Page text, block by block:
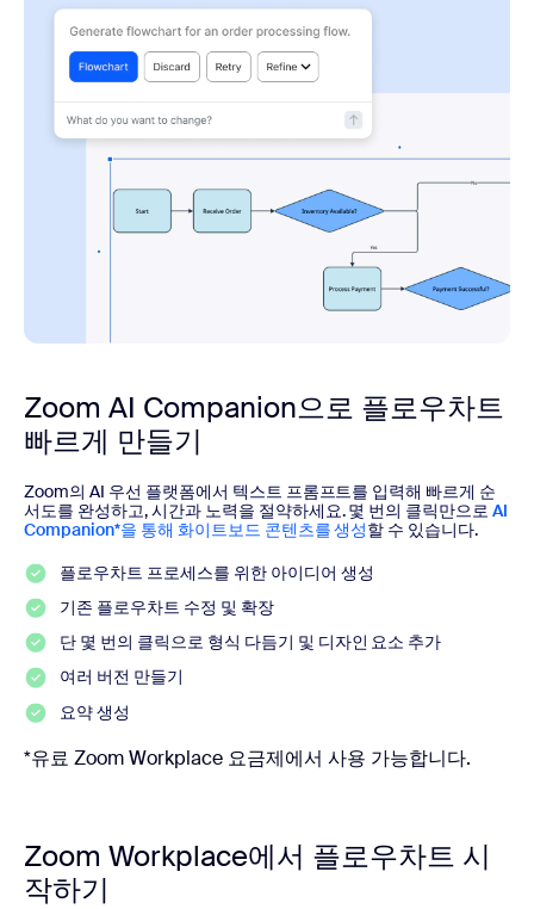
Zoom AI Companion으로 플로우차트
빠르게 만들기
Zoom의 AI 우선 플랫폼에서 텍스트 프롬프트를 입력해 빠르게 순
서도를 완성하고, 시간과 노력을 절약하세요. 몇 번의 클릭만으로AI
Companion*을 통해 화이트보드 콘텐츠를 생성할 수 있습니다.
플로우차트 프로세스를 위한 아이디어 생성
기존 플로우차트 수정 및 확장
단 몇 번의 클릭으로 형식 다듬기 및 디자인 요소 추가
여러 버전 만들기
요약 생성
*유료 Zoom Workplace 요금제에서 사용 가능합니다.
Zoom Workplace에서 플로우차트 시
작하기